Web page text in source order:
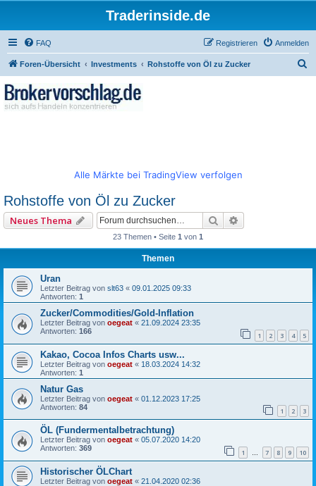
Traderinside.de
FAQ Anmelden
Registrieren
Foren-Übersicht Investments Rohstoffe von Öl zu Zucker
Alle Märkte bei TradingView verfolgen
Rohstoffe von Öl zu Zucker
Neues Thema Suche
23 Themen • Seite 1 von 1
Themen
Uran
Letzter Beitrag von slt63 « 09.01.2025 09:33
Antworten: 1
Zucker/Commodities/Gold-Inflation
Letzter Beitrag von oegeat « 21.09.2024 23:35
Antworten: 166 1 2 3 4 5
Kakao, Cocoa Infos Charts usw...
Letzter Beitrag von oegeat « 18.03.2024 14:32
Antworten: 1
Natur Gas
Letzter Beitrag von oegeat « 01.12.2023 17:25
Antworten: 84 1 2 3
ÖL (Fundermentalbetrachtung)
Letzter Beitrag von oegeat « 05.07.2020 14:20
Antworten: 369 1 … 7 8 9 10
Historischer ÖLChart
Letzter Beitrag von oegeat « 21.04.2020 02:36